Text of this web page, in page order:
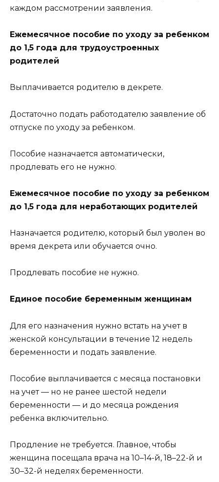
каждом рассмотрении заявления.
Ежемесячное пособие по уходу за ребенком
до 1,5 года для трудоустроенных
родителей
Выплачивается родителю в декрете.
Достаточно подать работодателю заявление об
отпуске по уходу за ребенком.
Пособие назначается автоматически,
продлевать его не нужно.
Ежемесячное пособие по уходу за ребенком
до 1,5 года для неработающих родителей
Назначается родителю, который был уволен во
время декрета или обучается очно.
Продлевать пособие не нужно.
Единое пособие беременным женщинам
Для его назначения нужно встать на учет в
женской консультации в течение 12 недель
беременности и подать заявление.
Пособие выплачивается с месяца постановки
на учет — но не ранее шестой недели
беременности — и до месяца рождения
ребенка включительно.
Продление не требуется. Главное, чтобы
женщина посещала врача на 10–14-й, 18–22-й и
30–32-й неделях беременности.